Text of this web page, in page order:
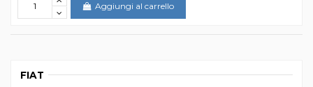
Aggiungi al carrello
FIAT